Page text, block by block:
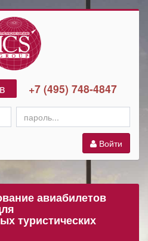
+7 (495) 748-4847
Войти
авиабилетов
туристических